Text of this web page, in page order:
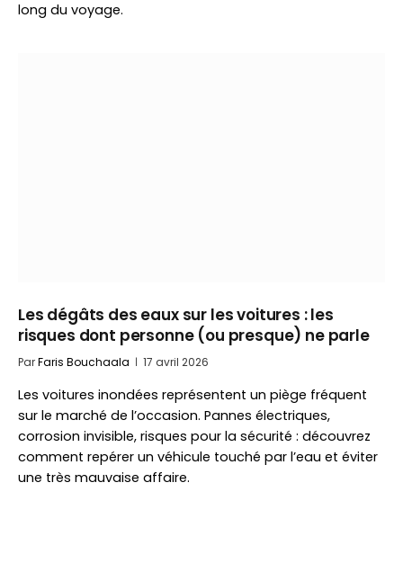
long du voyage.
Les dégâts des eaux sur les voitures : les
risques dont personne (ou presque) ne parle
ParFaris Bouchaala 17 avril 2026
Les voitures inondées représentent un piège fréquent
sur le marché de l’occasion. Pannes électriques,
corrosion invisible, risques pour la sécurité : découvrez
comment repérer un véhicule touché par l’eau et éviter
une très mauvaise affaire.